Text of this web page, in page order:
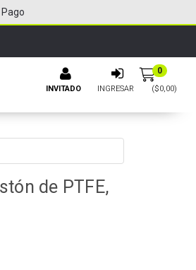
INVITADO INGRESAR
0
($0,00)
de PTFE,